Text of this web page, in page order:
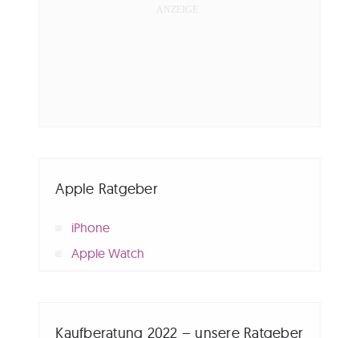
Apple Ratgeber
iPhone
Apple Watch
Kaufberatung 2022 – unsere Ratgeber